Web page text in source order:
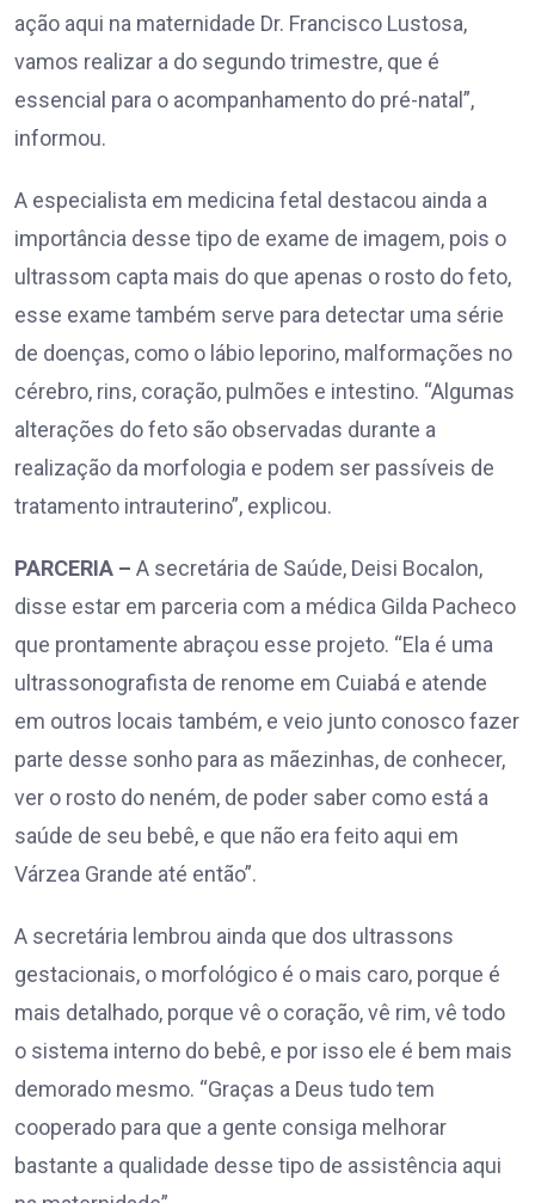
ação aqui na maternidade Dr. Francisco Lustosa,
vamos realizar a do segundo trimestre, que é
essencial para o acompanhamento do pré-natal”,
informou.
A especialista em medicina fetal destacou ainda a
importância desse tipo de exame de imagem, pois o
ultrassom capta mais do que apenas o rosto do feto,
esse exame também serve para detectar uma série
de doenças, como o lábio leporino, malformações no
cérebro, rins, coração, pulmões e intestino. “Algumas
alterações do feto são observadas durante a
realização da morfologia e podem ser passíveis de
tratamento intrauterino”, explicou.
PARCERIA – A secretária de Saúde, Deisi Bocalon,
disse estar em parceria com a médica Gilda Pacheco
que prontamente abraçou esse projeto. “Ela é uma
ultrassonografista de renome em Cuiabá e atende
em outros locais também, e veio junto conosco fazer
parte desse sonho para as mãezinhas, de conhecer,
ver o rosto do neném, de poder saber como está a
saúde de seu bebê, e que não era feito aqui em
Várzea Grande até então”.
A secretária lembrou ainda que dos ultrassons
gestacionais, o morfológico é o mais caro, porque é
mais detalhado, porque vê o coração, vê rim, vê todo
o sistema interno do bebê, e por isso ele é bem mais
demorado mesmo. “Graças a Deus tudo tem
cooperado para que a gente consiga melhorar
bastante a qualidade desse tipo de assistência aqui